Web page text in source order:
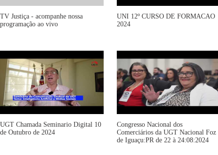
TV Justiça - acompanhe nossa
programação ao vivo
UNI 12º CURSO DE FORMACAO
2024
UGT Chamada Seminario Digital 10
de Outubro de 2024
Congresso Nacional dos
Comerciários da UGT Nacional Foz
de Iguaçu:PR de 22 à 24:08:2024